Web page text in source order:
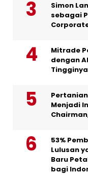
Simon
sebagai
Mitrade
dengan
Menjadi
53%
Lulusan
Baru
bagi